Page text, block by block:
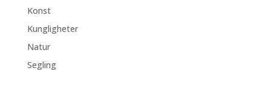
Konst
Kungligheter
Natur
Segling